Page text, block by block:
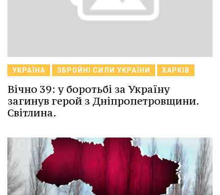
УКРАЇНА ЗБРОЙНІ СИЛИ УКРАЇНИ ХАРКІВ
Вічно 39: у боротьбі за Україну
загинув герой з Дніпропетровщини.
Світлина.